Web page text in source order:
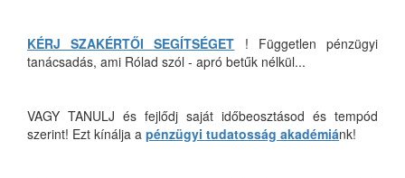
KÉRJ SZAKÉRTŐI SEGÍTSÉGET ! Független pénzügyi
tanácsadás, ami Rólad szól - apró betűk nélkül...
VAGY TANULJ és fejlődj saját időbeosztásod és tempód
szerint! Ezt kínálja a pénzügyi tudatosság akadémiánk!